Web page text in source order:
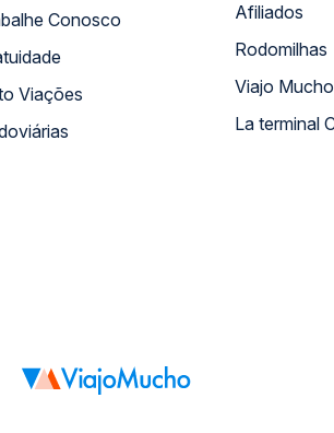
Conosco
Auto Viações
Afiliados
Rodomilhas
Viajo Mucho